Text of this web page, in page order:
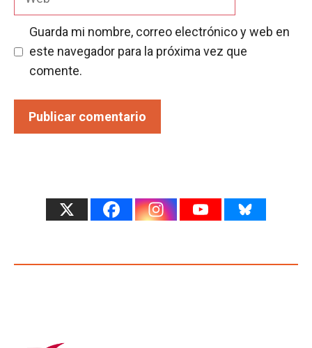
Guarda mi nombre, correo electrónico y web en
este navegador para la próxima vez que
comente.